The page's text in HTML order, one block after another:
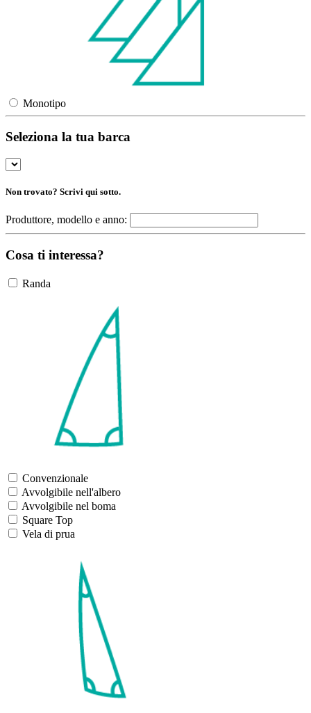
Monotipo
Seleziona la tua barca
Non trovato? Scrivi qui sotto.
Produttore, modello e anno:
Cosa ti interessa?
Randa
Convenzionale
Avvolgibile nell'albero
Avvolgibile nel boma
Square Top
Vela di prua